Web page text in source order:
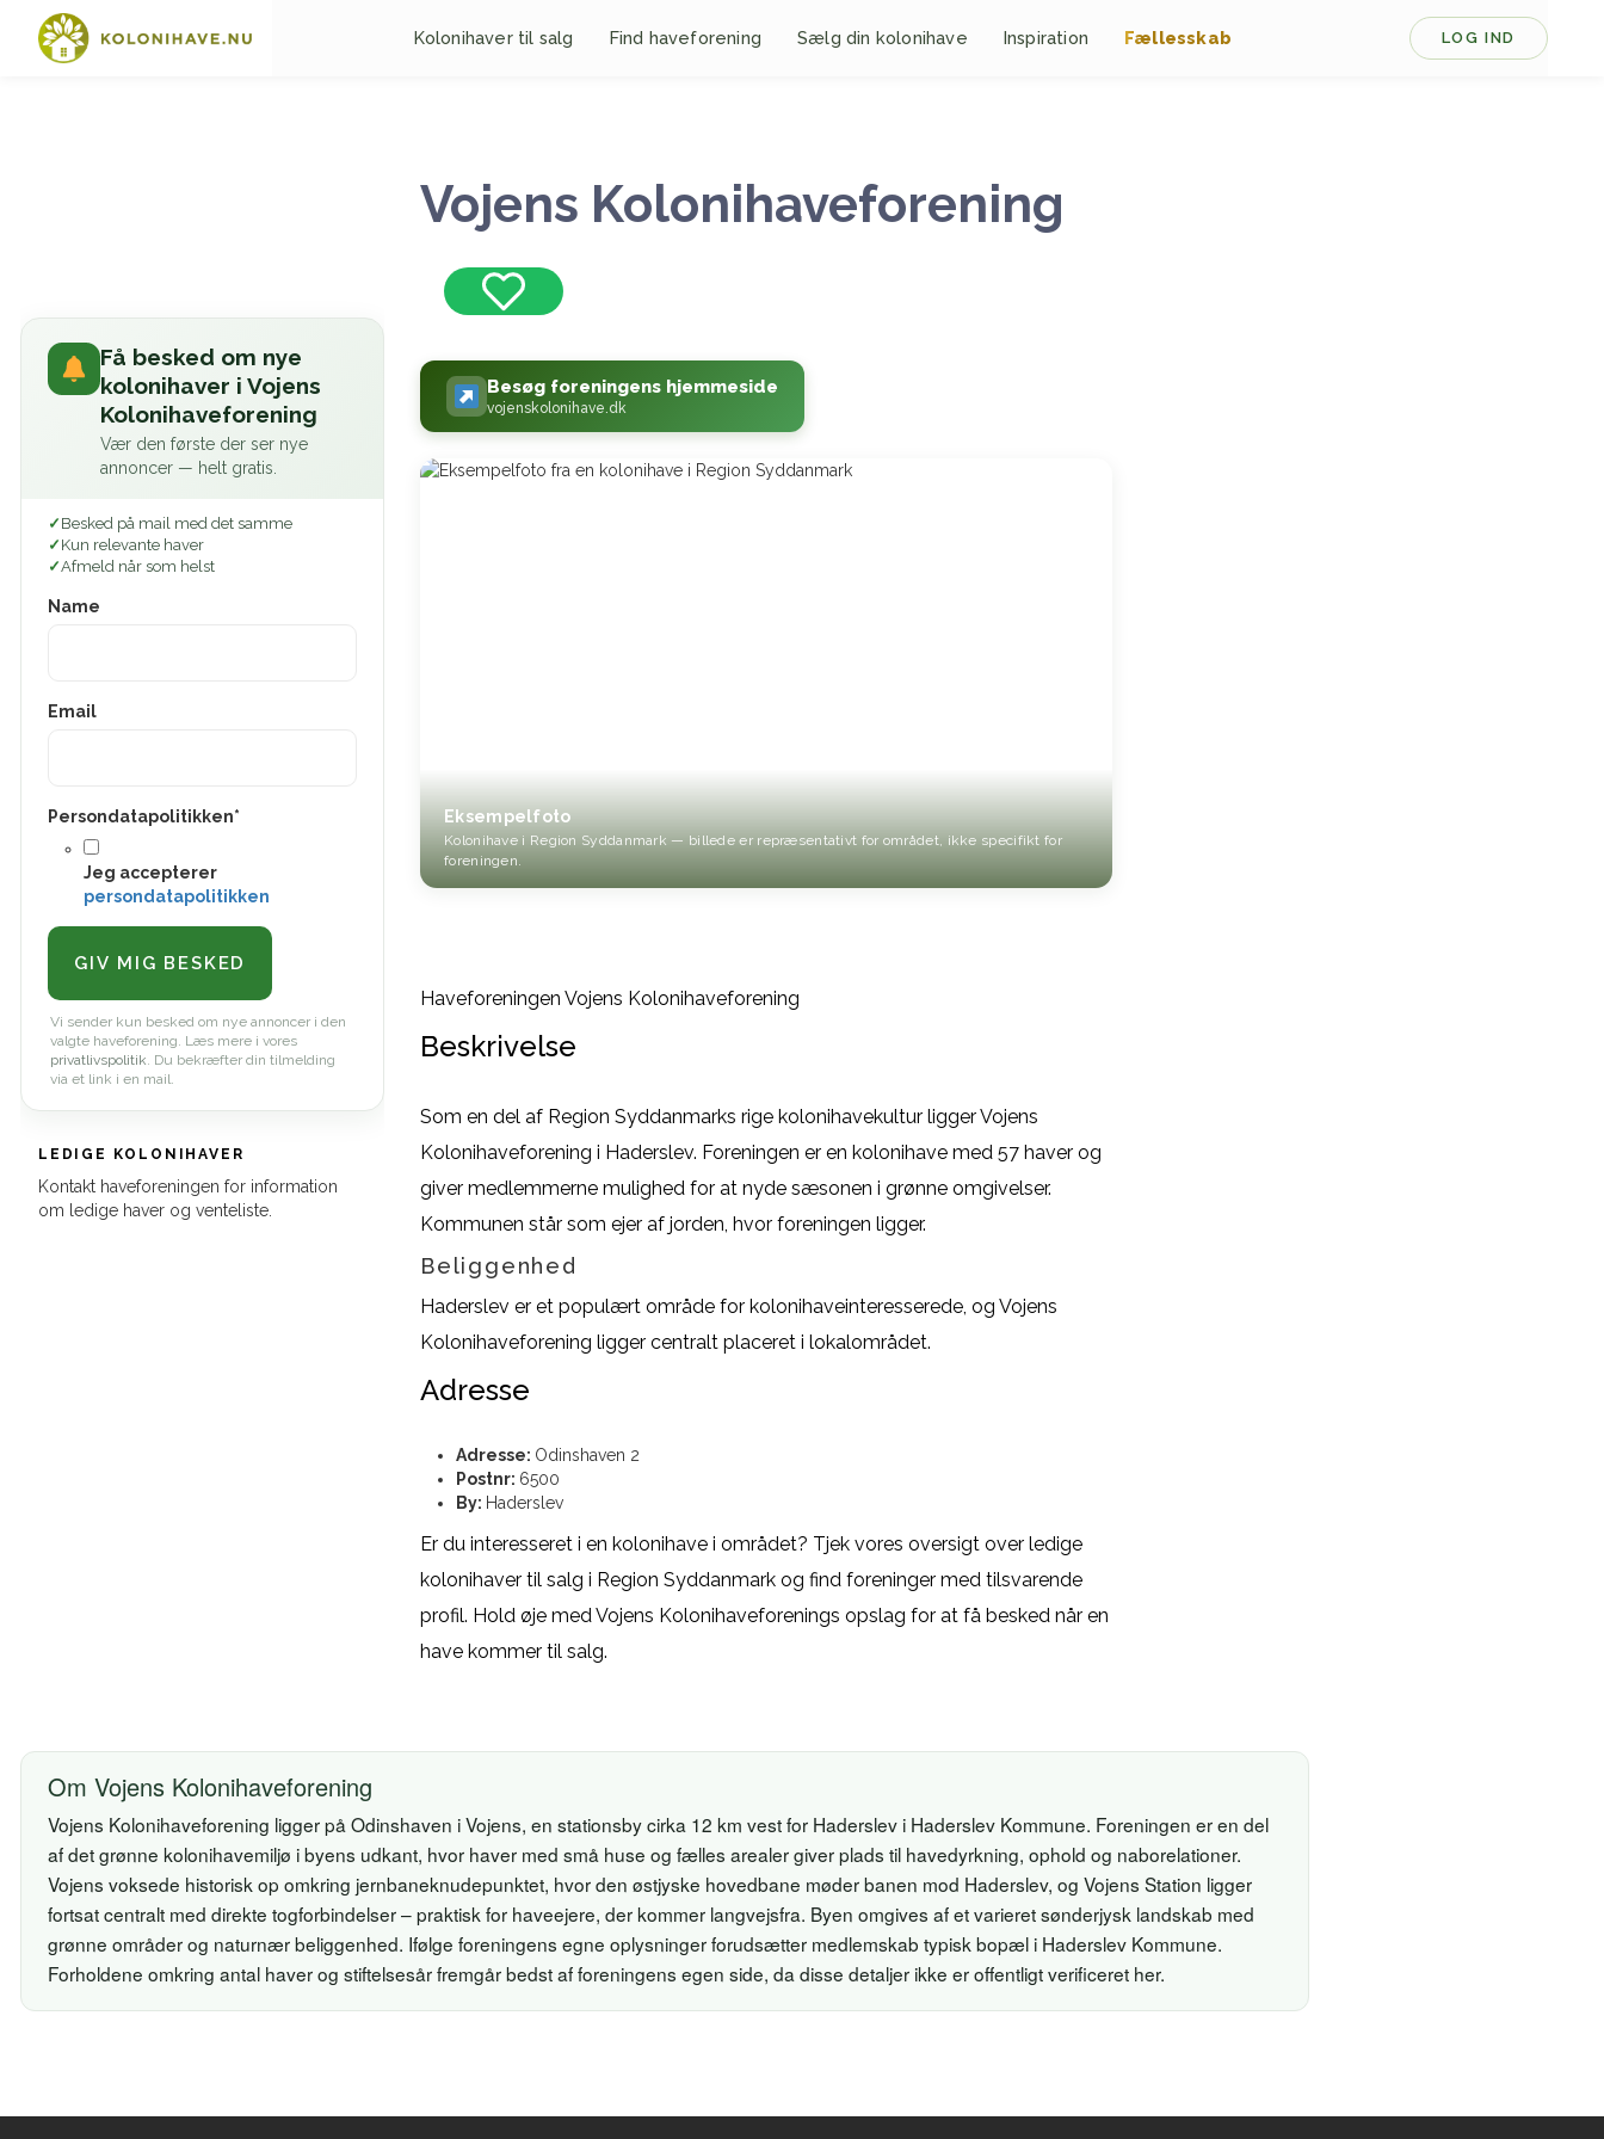
Kolonihaver til salg Find haveforening Sælg din kolonihave Inspiration Fællesskab LOG IND
Få besked om nye
kolonihaver i Vojens
Kolonihaveforening
Vær den første der ser nye
annoncer — helt gratis.
Besked på mail med det samme
Kun relevante haver
Afmeld når som helst
Name
Email
Persondatapolitikken*
Jeg accepterer
persondatapolitikken
Vi sender kun besked om nye annoncer i den
valgte haveforening. Læs mere i vores
privatlivspolitik. Du bekræfter din tilmelding
via et link i en mail.
LEDIGE KOLONIHAVER
Kontakt haveforeningen for information
om ledige haver og venteliste.
Vojens Kolonihaveforening
Besøg foreningens hjemmeside
vojenskolonihave.dk
Eksempelfoto
Kolonihave i Region Syddanmark — billede er repræsentativt for området, ikke specifikt for
foreningen.
Haveforeningen Vojens Kolonihaveforening
Beskrivelse
Som en del af Region Syddanmarks rige kolonihavekultur ligger Vojens
Kolonihaveforening i Haderslev. Foreningen er en kolonihave med 57 haver og
giver medlemmerne mulighed for at nyde sæsonen i grønne omgivelser.
Kommunen står som ejer af jorden, hvor foreningen ligger.
Beliggenhed
Haderslev er et populært område for kolonihaveinteresserede, og Vojens
Kolonihaveforening ligger centralt placeret i lokalområdet.
Adresse
Adresse: Odinshaven 2
Postnr: 6500
By: Haderslev
Er du interesseret i en kolonihave i området? Tjek vores oversigt over ledige
kolonihaver til salg i Region Syddanmark og find foreninger med tilsvarende
profil. Hold øje med Vojens Kolonihaveforenings opslag for at få besked når en
have kommer til salg.
Om Vojens Kolonihaveforening
Vojens Kolonihaveforening ligger på Odinshaven i Vojens, en stationsby cirka 12 km vest for Haderslev i Haderslev Kommune. Foreningen er en del
af det grønne kolonihavemiljø i byens udkant, hvor haver med små huse og fælles arealer giver plads til havedyrkning, ophold og naborelationer.
Vojens voksede historisk op omkring jernbaneknudepunktet, hvor den østjyske hovedbane møder banen mod Haderslev, og Vojens Station ligger
fortsat centralt med direkte togforbindelser – praktisk for haveejere, der kommer langvejsfra. Byen omgives af et varieret sønderjysk landskab med
grønne områder og naturnær beliggenhed. Ifølge foreningens egne oplysninger forudsætter medlemskab typisk bopæl i Haderslev Kommune.
Forholdene omkring antal haver og stiftelsesår fremgår bedst af foreningens egen side, da disse detaljer ikke er offentligt verificeret her.